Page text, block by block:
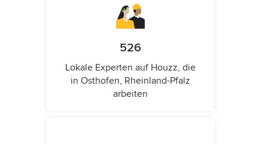
526
Lokale Experten auf Houzz, die
in Osthofen, Rheinland-Pfalz
arbeiten